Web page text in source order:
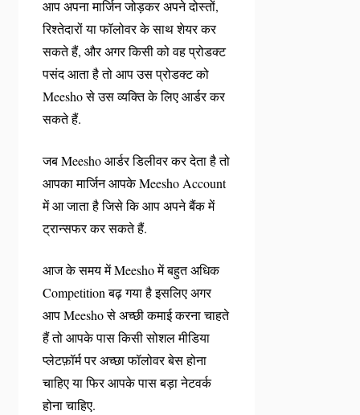
आप अपना मार्जिन जोड़कर अपने दोस्तों,
रिश्तेदारों या फॉलोवर के साथ शेयर कर
सकते हैं, और अगर किसी को वह प्रोडक्ट
पसंद आता है तो आप उस प्रोडक्ट को
Meesho से उस व्यक्ति के लिए आर्डर कर
सकते हैं.
जब Meesho आर्डर डिलीवर कर देता है तो
आपका मार्जिन आपके Meesho Account
में आ जाता है जिसे कि आप अपने बैंक में
ट्रान्सफर कर सकते हैं.
आज के समय में Meesho में बहुत अधिक
Competition बढ़ गया है इसलिए अगर
आप Meesho से अच्छी कमाई करना चाहते
हैं तो आपके पास किसी सोशल मीडिया
प्लेटफ़ॉर्म पर अच्छा फॉलोवर बेस होना
चाहिए या फिर आपके पास बड़ा नेटवर्क
होना चाहिए.